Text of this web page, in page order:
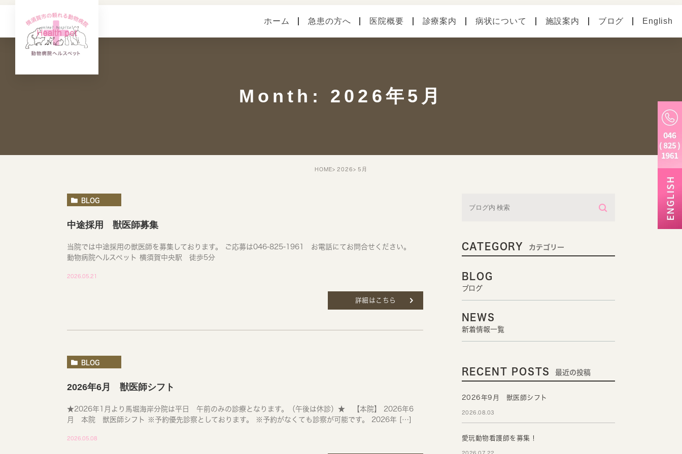
ホーム 急患の方へ 医院概要
本院（横須賀中央）
院内・設備システム
診療案内
手術
病状について 施設案内 ブログ English
Month: 2026年5月
HOME 2026 5月
BLOG
中途採用 獣医師募集
当院では中途採用の獣医師を募集しております。 ご応募は046-825-1961 お電話にてお問合せください。
動物病院ヘルスペット 横須賀中央駅 徒歩5分
2026.05.21
詳細はこちら
BLOG
2026年6月 獣医師シフト
★2026年1月より馬堀海岸分院は平日 午前のみの診療となります。（午後は休診）★ 【本院】 2026年6
月 本院 獣医師シフト ※予約優先診察としております。 ※予約がなくても診察が可能です。 2026年 […]
2026.05.08
CATEGORY カテゴリー
BLOG
ブログ
NEWS
新着情報一覧
RECENT POSTS 最近の投稿
2026年9月 獣医師シフト
2026.08.03
愛玩動物看護師を募集！
2026.07.22